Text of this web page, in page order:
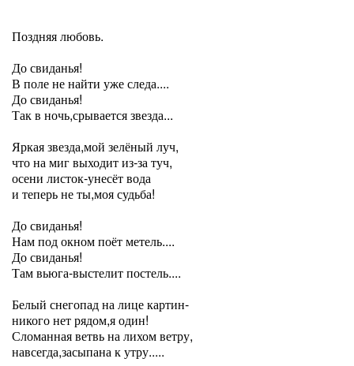
Поздняя любовь.
До свиданья!
В поле не найти уже следа....
До свиданья!
Так в ночь,срывается звезда...
Яркая звезда,мой зелёный луч,
что на миг выходит из-за туч,
осени листок-унесёт вода
и теперь не ты,моя судьба!
До свиданья!
Нам под окном поёт метель....
До свиданья!
Там вьюга-выстелит постель....
Белый снегопад на лице картин-
никого нет рядом,я один!
Сломанная ветвь на лихом ветру,
навсегда,засыпана к утру.....